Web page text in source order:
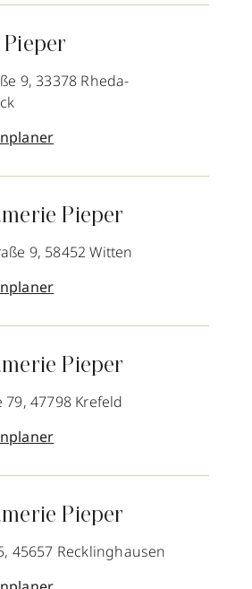
9, 33378 Rheda-
Pieper
9, 58452 Witten
Pieper
79, 47798 Krefeld
Pieper
45657 Recklinghausen